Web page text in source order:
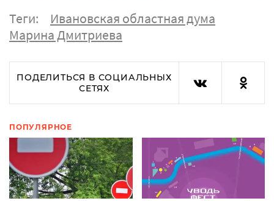
Теги:
Ивановская областная дума
Марина Дмитриева
ПОДЕЛИТЬСЯ В СОЦИАЛЬНЫХ
СЕТЯХ
ПОПУЛЯРНОЕ